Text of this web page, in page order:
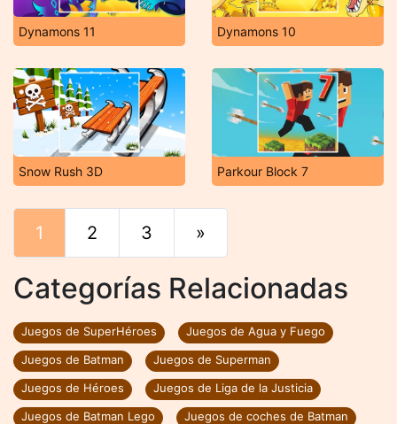
Dynamons 11 Dynamons 10
Snow Rush 3D Parkour Block 7
1 2 3 »
Categorías Relacionadas
Juegos de SuperHéroes
Juegos de Agua y Fuego
Juegos de Batman
Juegos de Superman
Juegos de Héroes
Juegos de Liga de la Justicia
Juegos de Batman Lego
Juegos de coches de Batman